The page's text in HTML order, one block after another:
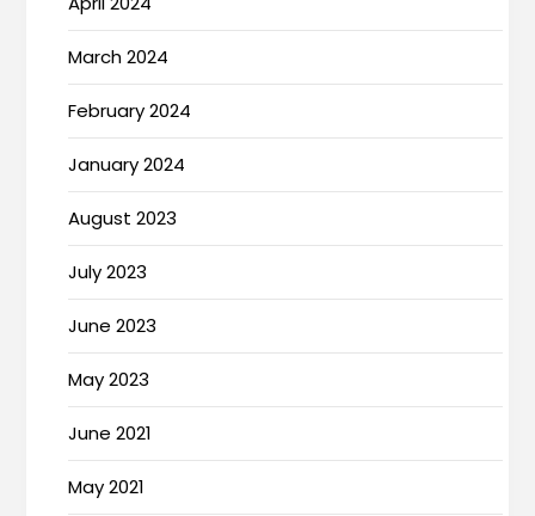
March 2024
February 2024
January 2024
August 2023
July 2023
June 2023
May 2023
June 2021
May 2021